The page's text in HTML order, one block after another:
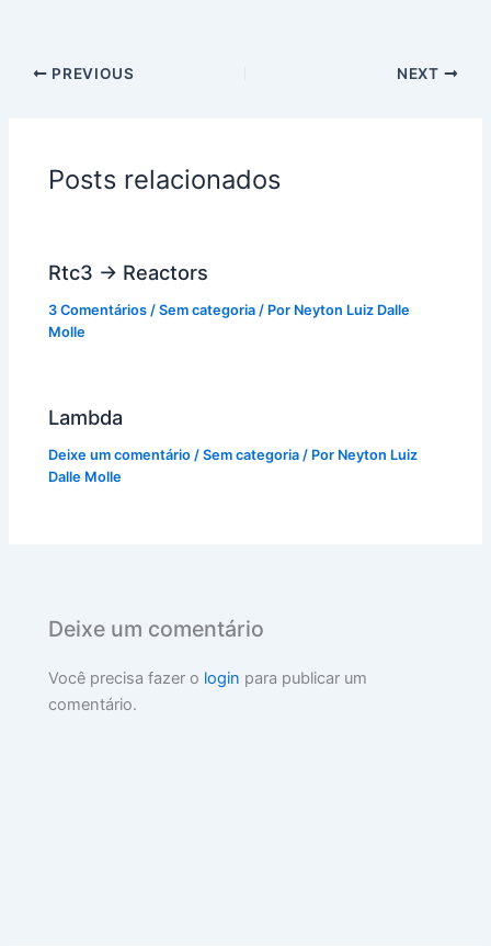
PREVIOUS NEXT
Posts relacionados
Rtc3 -> Reactors
3 Comentários /Sem categoria / Por Neyton Luiz Dalle
Molle
Lambda
Deixe um comentário /Sem categoria / Por Neyton Luiz
Dalle Molle
Deixe um comentário
Você precisa fazer o login para publicar um
comentário.